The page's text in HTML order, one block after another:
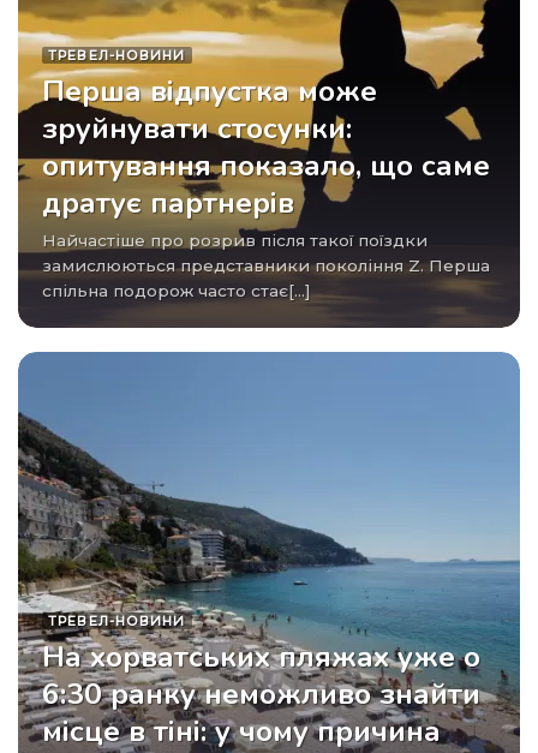
ТРЕВЕЛ-НОВИНИ
Перша відпустка може
зруйнувати стосунки:
опитування показало, що саме
дратує партнерів
Найчастіше про розрив після такої поїздки
замислюються представники покоління Z. Перша
спільна подорож часто стає[...]
ТРЕВЕЛ-НОВИНИ
На хорватських пляжах уже о
6:30 ранку неможливо знайти
місце в тіні: у чому причина